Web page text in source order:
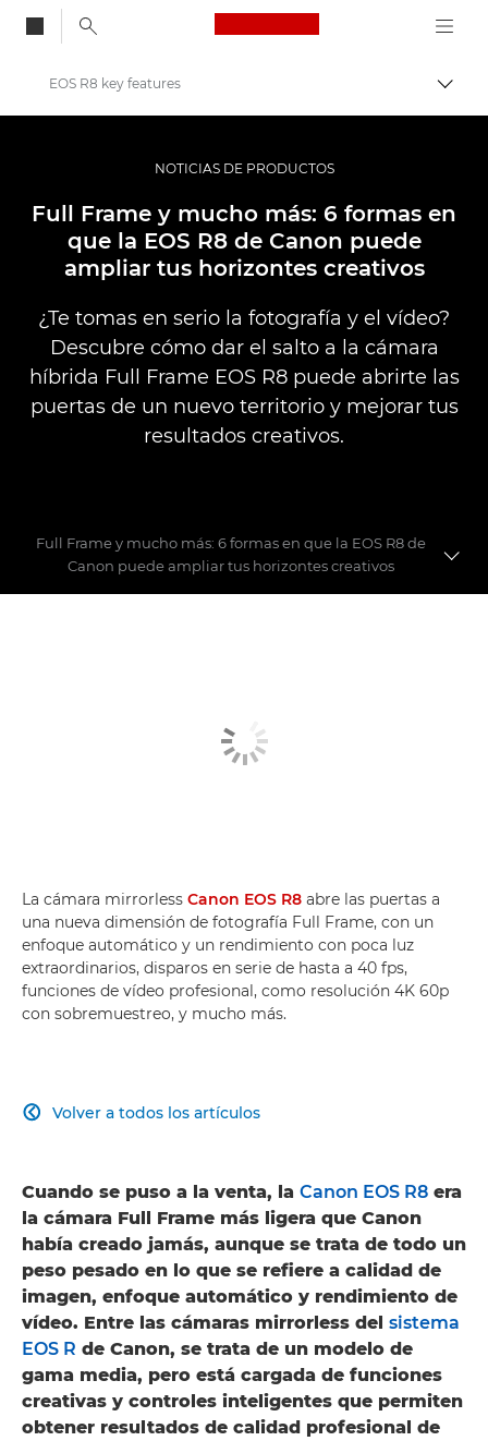
Canon Logo, back
Fotografías y vídeos profesionales
Noticias
EOS R8 key features
NOTICIAS DE PRODUCTOS
Full Frame y mucho más: 6 formas en
que la EOS R8 de Canon puede
ampliar tus horizontes creativos
¿Te tomas en serio la fotografía y el vídeo?
Descubre cómo dar el salto a la cámara
híbrida Full Frame EOS R8 puede abrirte las
puertas de un nuevo territorio y mejorar tus
resultados creativos.
Full Frame y mucho más: 6 formas en que la EOS R8 de
Canon puede ampliar tus horizontes creativos
Comparación de la EOS R8, la EOS R7 y la EOS RP
La cámara mirrorless Canon EOS R8 abre las puertas a
una nueva dimensión de fotografía Full Frame, con un
enfoque automático y un rendimiento con poca luz
extraordinarios, disparos en serie de hasta a 40 fps,
funciones de vídeo profesional, como resolución 4K 60p
con sobremuestreo, y mucho más.
Volver a todos los artículos

Cuando se puso a la venta, la Canon EOS R8 era
la cámara Full Frame más ligera que Canon
había creado jamás, aunque se trata de todo un
peso pesado en lo que se refiere a calidad de
imagen, enfoque automático y rendimiento de
vídeo. Entre las cámaras mirrorless del sistema
EOS R de Canon, se trata de un modelo de
gama media, pero está cargada de funciones
creativas y controles inteligentes que permiten
obtener resultados de calidad profesional de